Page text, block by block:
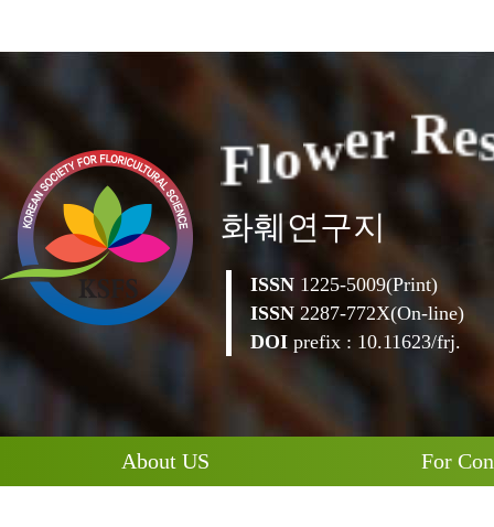
Flower Re
화훼연구지
ISSN 1225-5009(Print)
ISSN 2287-772X(On-line)
DOI prefix : 10.11623/frj.
About US For